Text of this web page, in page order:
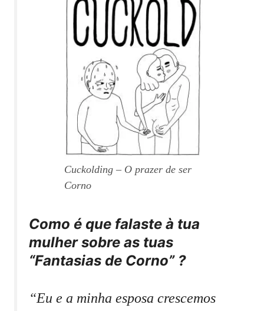
Cuckolding – O prazer de ser
Corno
Como é que falaste à tua
mulher sobre as tuas
“Fantasias de Corno” ?
“Eu e a minha esposa crescemos